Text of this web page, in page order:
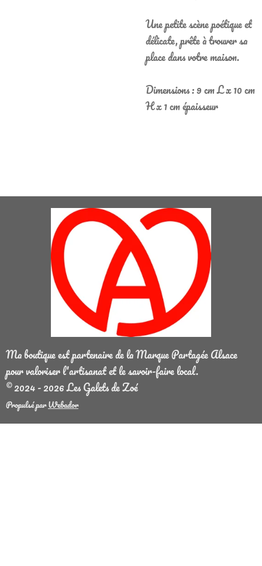
Une petite scène poétique et
délicate, prête à trouver sa
place dans votre maison.
Dimensions : 9 cm L x 10 cm
H x 1 cm épaisseur
Ma boutique est partenaire de la Marque Partagée Alsace
pour valoriser l'artisanat et le savoir-faire local.
© 2024 - 2026 Les Galets de Zoé
Propulsé parWebador